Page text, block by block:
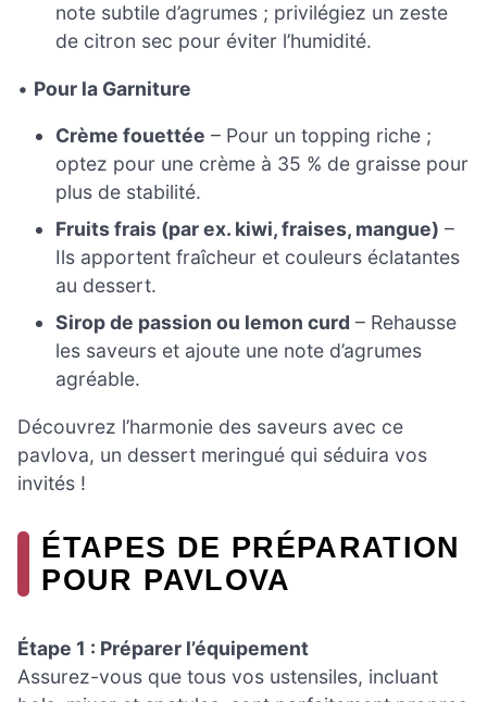
note subtile d’agrumes ; privilégiez un zeste
de citron sec pour éviter l’humidité.
• Pour la Garniture
Crème fouettée – Pour un topping riche ;
optez pour une crème à 35 % de graisse pour
plus de stabilité.
Fruits frais (par ex. kiwi, fraises, mangue) –
Ils apportent fraîcheur et couleurs éclatantes
au dessert.
Sirop de passion ou lemon curd – Rehausse
les saveurs et ajoute une note d’agrumes
agréable.
Découvrez l’harmonie des saveurs avec ce
pavlova, un dessert meringué qui séduira vos
invités !
ÉTAPES DE PRÉPARATION
POUR PAVLOVA
Étape 1 : Préparer l’équipement
Assurez-vous que tous vos ustensiles, incluant